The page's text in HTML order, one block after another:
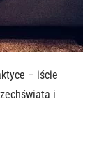
– iście
i